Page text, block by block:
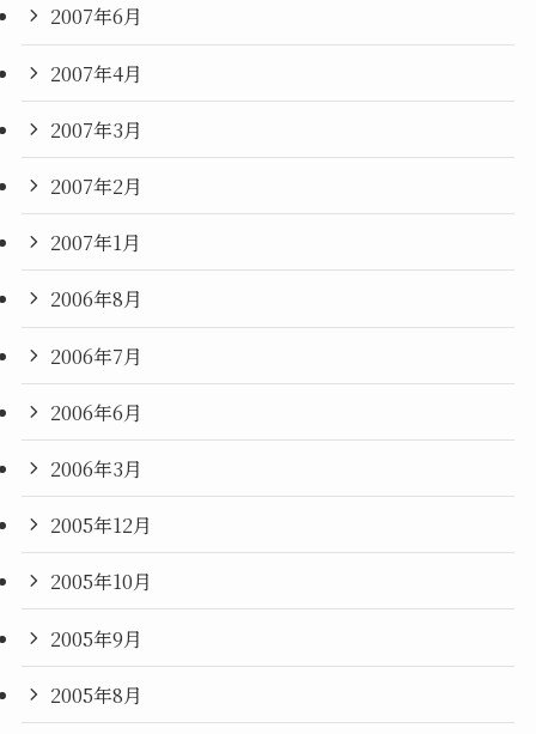
2007年6月
2007年4月
2007年3月
2007年2月
2007年1月
2006年8月
2006年7月
2006年6月
2006年3月
2005年12月
2005年10月
2005年9月
2005年8月